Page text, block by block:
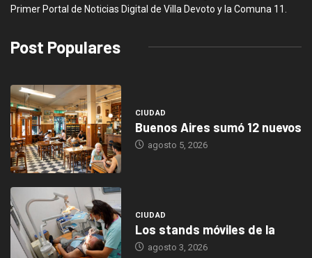
Primer Portal de Noticias Digital de Villa Devoto y la Comuna 11.
Post Populares
CIUDAD
Buenos Aires sumó 12 nuevos
agosto 5, 2026
CIUDAD
Los stands móviles de la
agosto 3, 2026